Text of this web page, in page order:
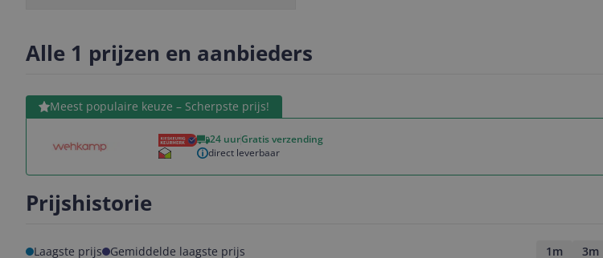
Alle 1 prijzen en aanbieders
Meest populaire keuze – Scherpste prijs!
24 uurGratis verzending
direct leverbaar
Bekijk product
Prijshistorie
Laagste prijs Gemiddelde laagste prijs 1m 3m